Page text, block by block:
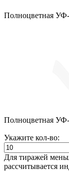
Полноцветная УФ-
Полноцветная УФ-
Укажите кол-во:
Для тиражей
рассчитывается